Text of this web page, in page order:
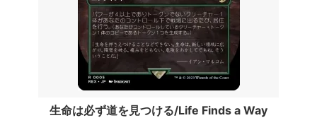
生命は必ず道を見つける/Life Finds a Way